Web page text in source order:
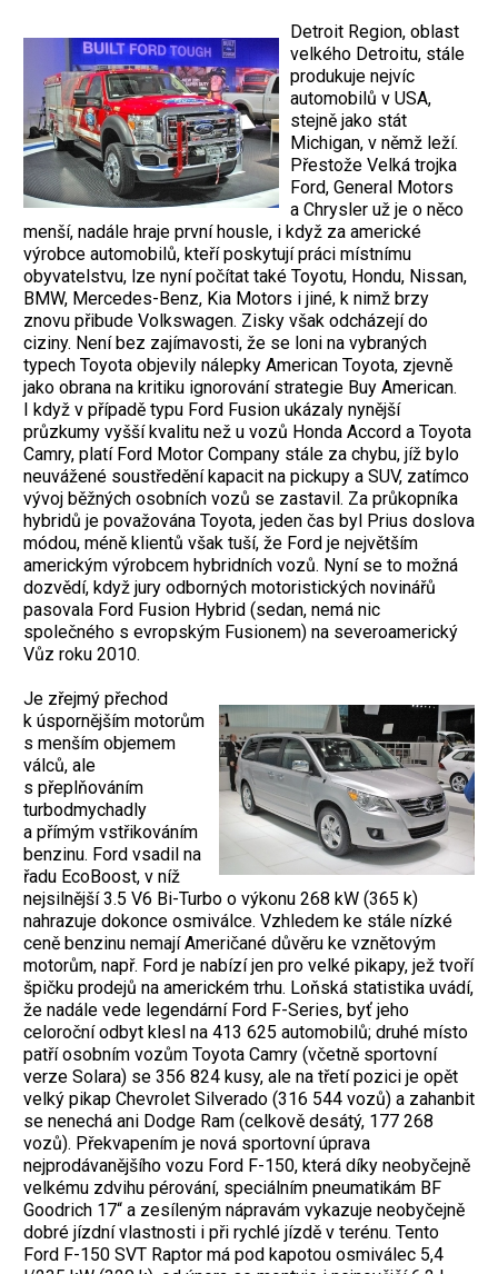
Detroit Region, oblast
velkého Detroitu, stále
produkuje nejvíc
automobilů v USA,
stejně jako stát
Michigan, v němž leží.
Přestože Velká trojka
Ford, General Motors
a Chrysler už je o něco
menší, nadále hraje první housle, i když za americké
výrobce automobilů, kteří poskytují práci místnímu
obyvatelstvu, lze nyní počítat také Toyotu, Hondu, Nissan,
BMW, Mercedes-Benz, Kia Motors i jiné, k nimž brzy
znovu přibude Volkswagen. Zisky však odcházejí do
ciziny. Není bez zajímavosti, že se loni na vybraných
typech Toyota objevily nálepky American Toyota, zjevně
jako obrana na kritiku ignorování strategie Buy American.
I když v případě typu Ford Fusion ukázaly nynější
průzkumy vyšší kvalitu než u vozů Honda Accord a Toyota
Camry, platí Ford Motor Company stále za chybu, jíž bylo
neuvážené soustředění kapacit na pickupy a SUV, zatímco
vývoj běžných osobních vozů se zastavil. Za průkopníka
hybridů je považována Toyota, jeden čas byl Prius doslova
módou, méně klientů však tuší, že Ford je největším
americkým výrobcem hybridních vozů. Nyní se to možná
dozvědí, když jury odborných motoristických novinářů
pasovala Ford Fusion Hybrid (sedan, nemá nic
společného s evropským Fusionem) na severoamerický
Vůz roku 2010.
Je zřejmý přechod
k úspornějším motorům
s menším objemem
válců, ale
s přeplňováním
turbodmychadly
a přímým vstřikováním
benzinu. Ford vsadil na
řadu EcoBoost, v níž
nejsilnější 3.5 V6 Bi-Turbo o výkonu 268 kW (365 k)
nahrazuje dokonce osmiválce. Vzhledem ke stále nízké
ceně benzinu nemají Američané důvěru ke vznětovým
motorům, např. Ford je nabízí jen pro velké pikapy, jež tvoří
špičku prodejů na americkém trhu. Loňská statistika uvádí,
že nadále vede legendární Ford F-Series, byť jeho
celoroční odbyt klesl na 413 625 automobilů; druhé místo
patří osobním vozům Toyota Camry (včetně sportovní
verze Solara) se 356 824 kusy, ale na třetí pozici je opět
velký pikap Chevrolet Silverado (316 544 vozů) a zahanbit
se nenechá ani Dodge Ram (celkově desátý, 177 268
vozů). Překvapením je nová sportovní úprava
nejprodávanějšího vozu Ford F-150, která díky neobyčejně
velkému zdvihu pérování, speciálním pneumatikám BF
Goodrich 17“ a zesíleným nápravám vykazuje neobyčejně
dobré jízdní vlastnosti i při rychlé jízdě v terénu. Tento
Ford F-150 SVT Raptor má pod kapotou osmiválec 5,4